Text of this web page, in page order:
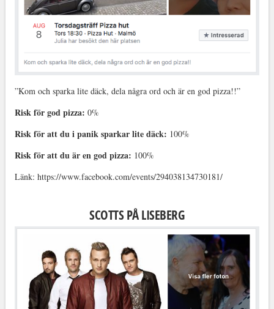
”Kom och sparka lite däck, dela några ord och är en god pizza!!”
Risk för god pizza: 0%
Risk för att du i panik sparkar lite däck: 100%
Risk för att du är en god pizza: 100%
Länk: https://www.facebook.com/events/294038134730181/
SCOTTS PÅ LISEBERG